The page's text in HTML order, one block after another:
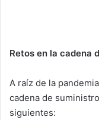
Retos en la cadena
A raíz de la
cadena de
siguientes: